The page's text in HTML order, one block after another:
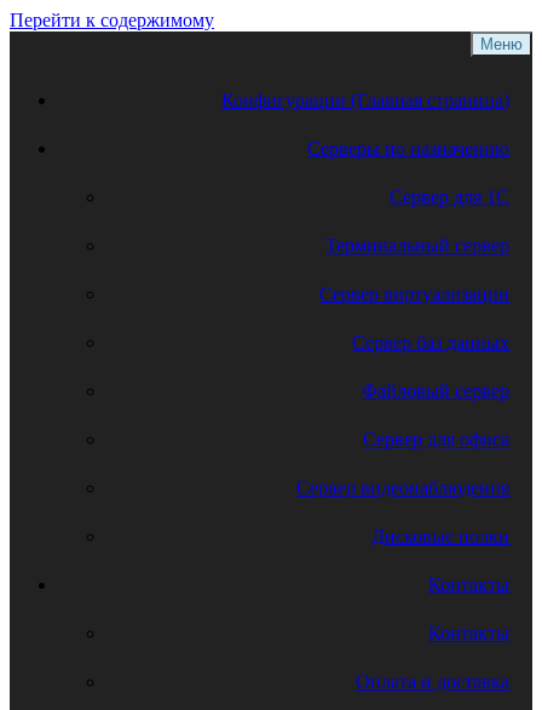
Перейти к содержимому
Меню
Конфигурации (Главная страница)
Серверы по назначению
Сервер для 1С
Терминальный сервер
Сервер виртуализации
Сервер баз данных
Файловый сервер
Сервер для офиса
Сервер видеонаблюдения
Дисковые полки
Контакты
Контакты
Оплата и доставка